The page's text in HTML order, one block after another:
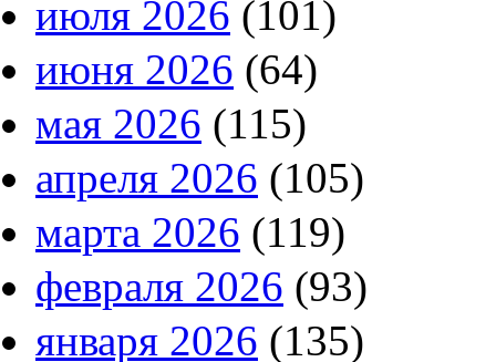
июля 2026 (101)
июня 2026 (64)
мая 2026 (115)
апреля 2026 (105)
марта 2026 (119)
февраля 2026 (93)
января 2026 (135)